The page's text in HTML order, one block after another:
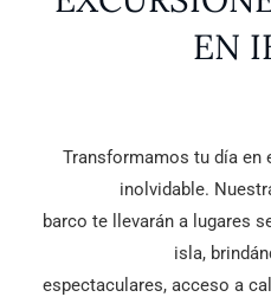
EN
Transformamos tu día en
inolvidable.
barco te llevarán a lugares
isla,
espectaculares, acceso a